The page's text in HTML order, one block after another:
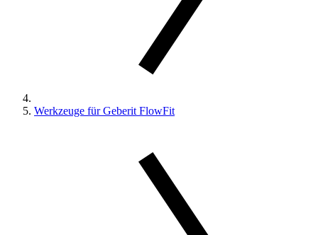
Werkzeuge für Geberit FlowFit